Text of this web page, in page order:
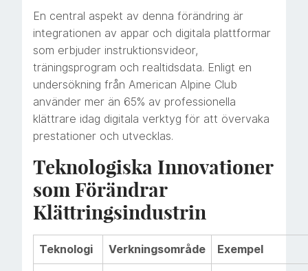
En central aspekt av denna förändring är
integrationen av appar och digitala plattformar
som erbjuder instruktionsvideor,
träningsprogram och realtidsdata. Enligt en
undersökning från American Alpine Club
använder mer än 65% av professionella
klättrare idag digitala verktyg för att övervaka
prestationer och utvecklas.
Teknologiska Innovationer
som Förändrar
Klättringsindustrin
Teknologi Verkningsområde Exempel